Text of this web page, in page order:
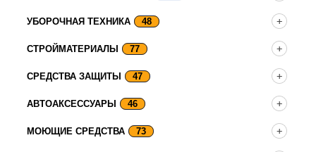
УБОРОЧНАЯ ТЕХНИКА 48
СТРОЙМАТЕРИАЛЫ 77
СРЕДСТВА ЗАЩИТЫ 47
АВТОАКСЕССУАРЫ 46
МОЮЩИЕ СРЕДСТВА 73